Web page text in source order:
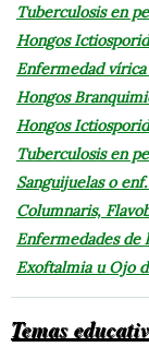
Tuberculosis en
Hongos
Enfermedad
Hongos
Hongos
Tuberculosis en
Sanguijuelas o
Columnaris,
Enfermedades de
Exoftalmia u Ojo
Temas